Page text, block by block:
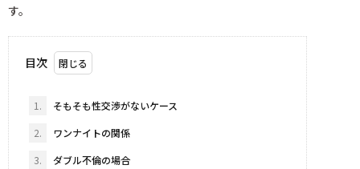
す。
目次
1.
そもそも性交渉がないケース
2.
ワンナイトの関係
3.
ダブル不倫の場合